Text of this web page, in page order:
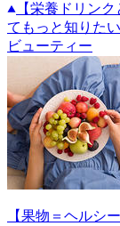
【栄養ドリン
てもっと知りたい
ビューティー
【果物＝ヘルシ